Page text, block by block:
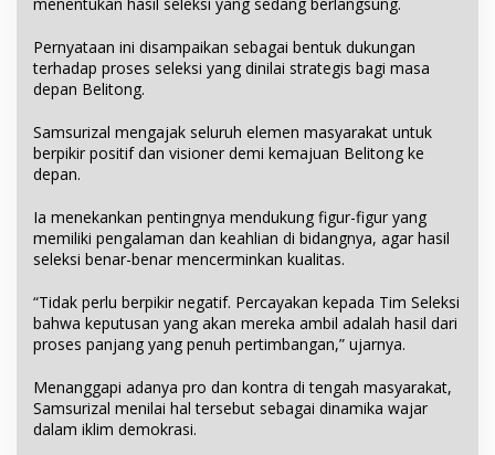
Pernyataan ini disampaikan sebagai bentuk dukungan
terhadap proses seleksi yang dinilai strategis bagi masa
depan Belitong.
Samsurizal mengajak seluruh elemen masyarakat untuk
berpikir positif dan visioner demi kemajuan Belitong ke
depan.
Ia menekankan pentingnya mendukung figur-figur yang
memiliki pengalaman dan keahlian di bidangnya, agar hasil
seleksi benar-benar mencerminkan kualitas.
“Tidak perlu berpikir negatif. Percayakan kepada Tim Seleksi
bahwa keputusan yang akan mereka ambil adalah hasil dari
proses panjang yang penuh pertimbangan,” ujarnya.
Menanggapi adanya pro dan kontra di tengah masyarakat,
Samsurizal menilai hal tersebut sebagai dinamika wajar
dalam iklim demokrasi.